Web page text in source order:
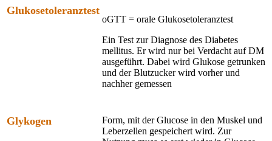
Glukosetoleranztest
oGTT = orale Glukosetoleranztest
Ein Test zur Diagnose des Diabetes
mellitus. Er wird nur bei Verdacht auf DM
ausgeführt. Dabei wird Glukose getrunken
und der Blutzucker wird vorher und
nachher gemessen
Glykogen
Form, mit der Glucose in den Muskel und
Leberzellen gespeichert wird. Zur